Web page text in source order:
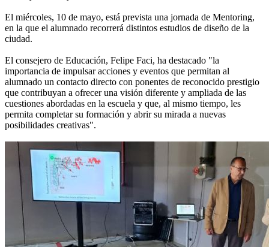
El miércoles, 10 de mayo, está prevista una jornada de Mentoring,
en la que el alumnado recorrerá distintos estudios de diseño de la
ciudad.
El consejero de Educación, Felipe Faci, ha destacado "la
importancia de impulsar acciones y eventos que permitan al
alumnado un contacto directo con ponentes de reconocido prestigio
que contribuyan a ofrecer una visión diferente y ampliada de las
cuestiones abordadas en la escuela y que, al mismo tiempo, les
permita completar su formación y abrir su mirada a nuevas
posibilidades creativas".